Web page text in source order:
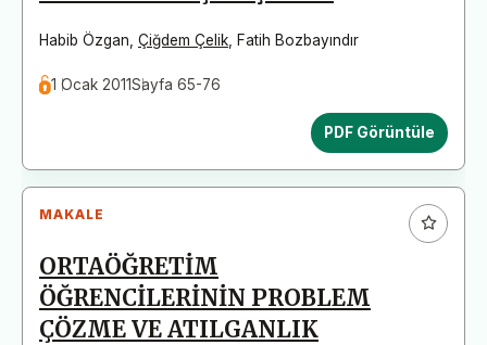
Habib Özgan Çiğdem Çelik Fatih Bozbayındır
1 Ocak 2011Sayfa 65-76
PDF Görüntüle
MAKALE
ORTAÖĞRETİM
ÖĞRENCİLERİNİN PROBLEM
ÇÖZME VE ATILGANLIK